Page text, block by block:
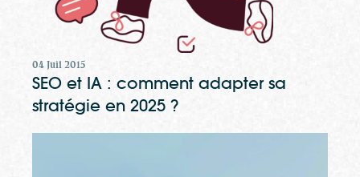
04 Juil 2015
SEO et IA : comment adapter sa
stratégie en 2025 ?